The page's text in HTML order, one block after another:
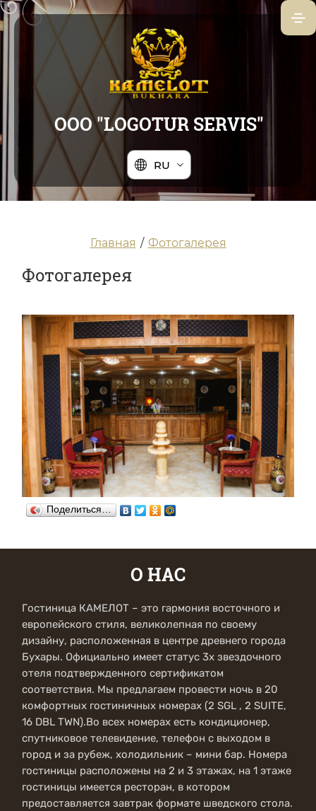
ООО "LOGOTUR SERVIS"
RU
Главная / Фотогалерея
Фотогалерея
Поделиться…
О НАС
Гостиница КАМЕЛОТ – это гармония восточного и
европейского стиля, великолепная по своему
дизайну, расположенная в центре древнего города
Бухары. Официально имеет статус 3х звездочного
отеля подтвержденного сертификатом
соответствия. Мы предлагаем провести ночь в 20
комфортных гостиничных номерах (2 SGL , 2 SUITE,
16 DBL TWN).Во всех номерах есть кондиционер,
спутниковое телевидение, телефон с выходом в
город и за рубеж, холодильник – мини бар. Номера
гостиницы расположены на 2 и 3 этажах, на 1 этаже
гостиницы имеется ресторан, в котором
предоставляется завтрак формате шведского стола.